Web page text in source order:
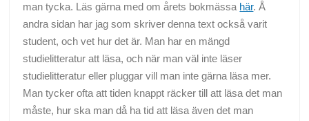
man tycka. Läs gärna med om årets bokmässa här. Å
andra sidan har jag som skriver denna text också varit
student, och vet hur det är. Man har en mängd
studielitteratur att läsa, och när man väl inte läser
studielitteratur eller pluggar vill man inte gärna läsa mer.
Man tycker ofta att tiden knappt räcker till att läsa det man
måste, hur ska man då ha tid att läsa även det man